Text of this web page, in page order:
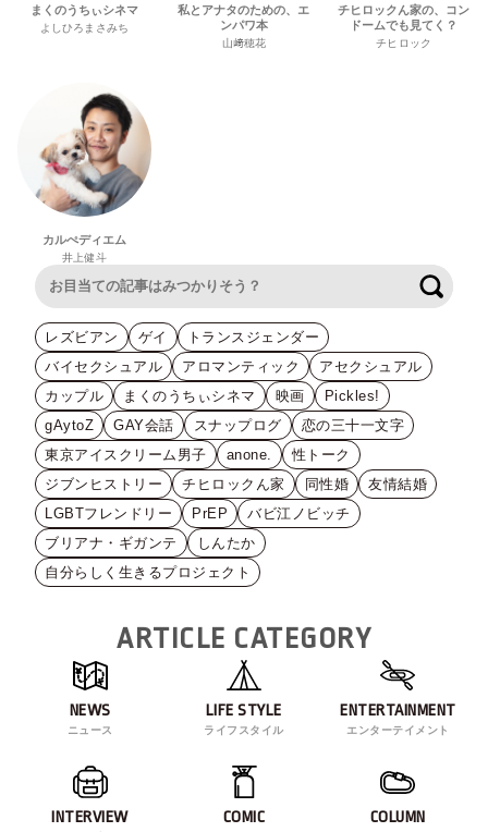
まくのうちぃシネマ
よしひろまさみち
私とアナタのための、エ
ンパワ本
山﨑穂花
チヒロックん家の、コン
ドームでも見てく？
チヒロック
カルぺディエム
井上健斗
レズビアン ゲイ
トランスジェンダー
バイセクシュアル
アロマンティック
アセクシュアル
カップル
まくのうちぃシネマ 映画
Pickles!
gAytoZ
GAY会話 スナップログ
恋の三十一文字
東京アイスクリーム男子
anone.
性トーク
ジブンヒストリー
チヒロックん家 同性婚
友情結婚
LGBTフレンドリー
PrEP
バビ江ノビッチ
ブリアナ・ギガンテ
しんたか
自分らしく生きるプロジェクト
ARTICLE CATEGORY
NEWS
ニュース
LIFE STYLE
ライフスタイル
ENTERTAINMENT
エンターテイメント
INTERVIEW COMIC COLUMN